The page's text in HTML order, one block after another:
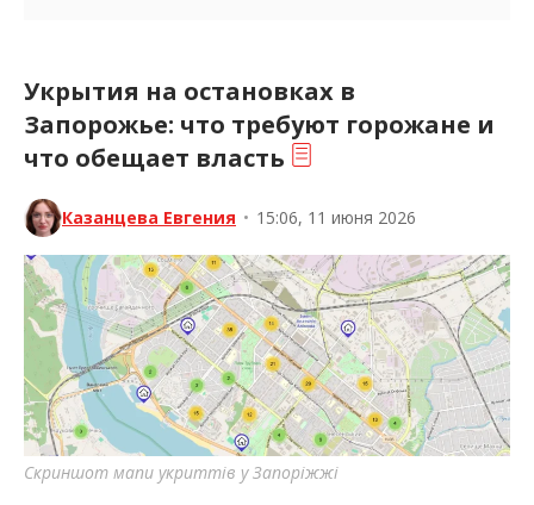
Укрытия на остановках в
Запорожье: что требуют горожане и
что обещает власть
Казанцева Евгения • 15:06, 11 июня 2026
Скриншот мапи укриттів у Запоріжжі